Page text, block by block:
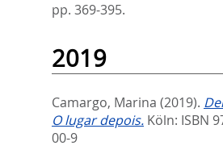
pp. 369-395.
2019
Camargo, Marina (2019).
O lugar depois. Köln: ISBN
00-9